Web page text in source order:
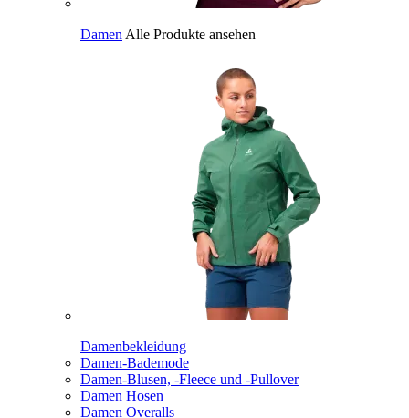
Damen Alle Produkte ansehen
Damenbekleidung
Damen-Bademode
Damen-Blusen, -Fleece und -Pullover
Damen Hosen
Damen Overalls